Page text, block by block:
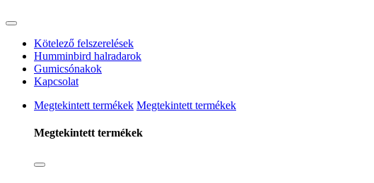
Kötelező felszerelések
Humminbird halradarok
Gumicsónakok
Kapcsolat
Megtekintett termékek Megtekintett termékek
Megtekintett termékek